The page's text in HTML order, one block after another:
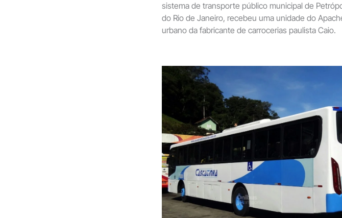
sistema de transporte público municipal de
do Rio de Janeiro, recebeu uma unidade do
urbano da fabricante de carrocerias paulista Caio.